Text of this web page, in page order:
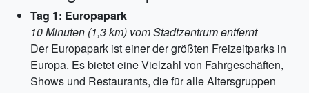
Tag 1: Europapark
10 Minuten (1,3 km) vom Stadtzentrum entfernt
Der Europapark ist einer der größten Freizeitparks in
Europa. Es bietet eine Vielzahl von Fahrgeschäften,
Shows und Restaurants, die für alle Altersgruppen